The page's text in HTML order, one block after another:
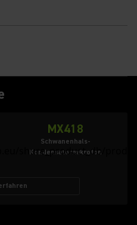
MX418
Schwanenhals-
Kondensatormikrofon